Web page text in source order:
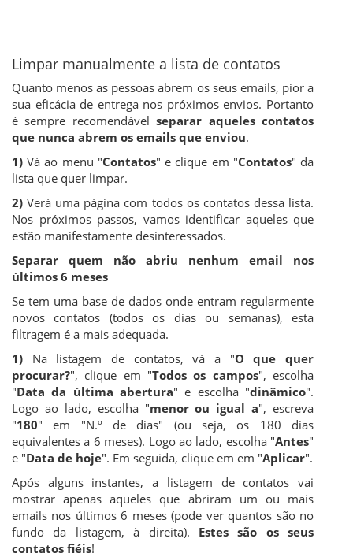
Limpar manualmente a lista de contatos
Quanto menos as pessoas abrem os seus emails, pior a
sua eficácia de entrega nos próximos envios. Portanto
é sempre recomendávelseparar aqueles contatos
que nunca abrem os emails que enviou.
1) Vá ao menu "Contatos" e clique em "Contatos" da
lista que quer limpar.
2) Verá uma página com todos os contatos dessa lista.
Nos próximos passos, vamos identificar aqueles que
estão manifestamente desinteressados.
Separar quem não abriu nenhum email nos
últimos 6 meses
Se tem uma base de dados onde entram regularmente
novos contatos (todos os dias ou semanas), esta
filtragem é a mais adequada.
1) Na listagem de contatos, vá a "O que quer
procurar?", clique em "Todos os campos", escolha
"Data da última abertura" e escolha "dinâmico".
Logo ao lado, escolha "menor ou igual a", escreva
"180" em "N.º de dias" (ou seja, os 180 dias
equivalentes a 6 meses). Logo ao lado, escolha "Antes"
e "Data de hoje". Em seguida, clique em em "Aplicar".
Após alguns instantes, a listagem de contatos vai
mostrar apenas aqueles que abriram um ou mais
emails nos últimos 6 meses (pode ver quantos são no
fundo da listagem, à direita). Estes são os seus
contatos fiéis!